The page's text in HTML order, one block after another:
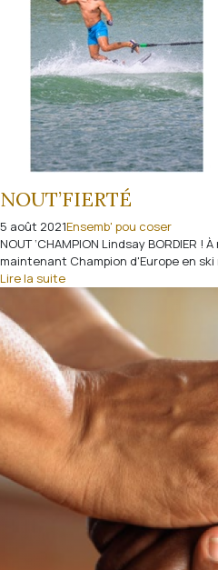
NOUT’FIERTÉ
5 août 2021Ensemb' pou coser
NOUT ‘CHAMPION Lindsay BORDIER
maintenant Champion d'Europe en
Lire la suite